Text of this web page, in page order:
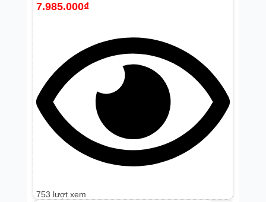
7.985.000₫
753 lượt xem